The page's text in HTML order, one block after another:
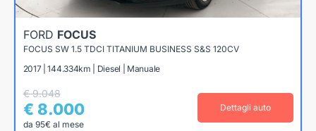
FORD FOCUS
FOCUS SW 1.5 TDCI TITANIUM BUSINESS S&S 120CV
2017 | 144.334km | Diesel | Manuale
€ 9.048
€ 8.000
da 95€ al mese
Dettagli auto